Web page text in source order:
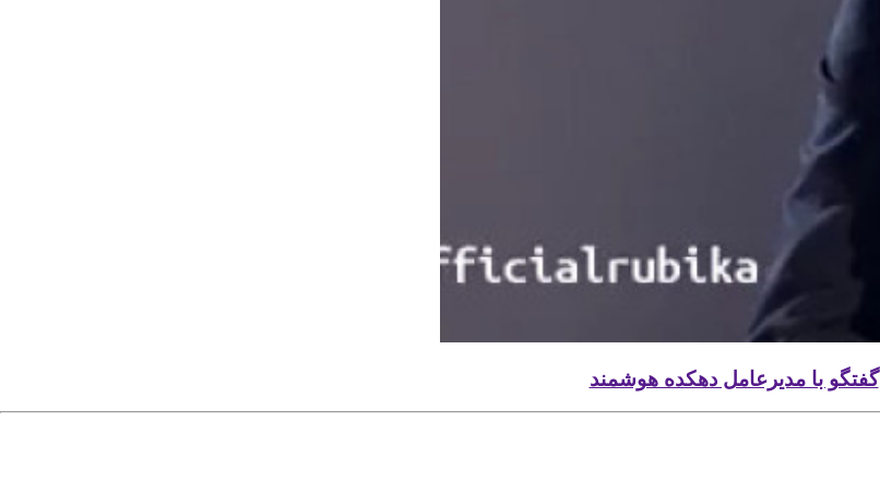
گفتگو با مدیرعامل دهکده هوشمند